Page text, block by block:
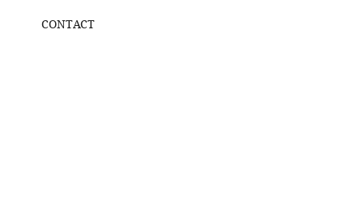
CONTACT